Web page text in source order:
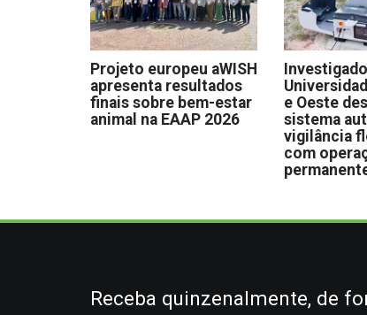
Projeto europeu aWISH
apresenta resultados
finais sobre bem-estar
animal na EAAP 2026
e Oeste
sistema
vigilância
com
Receba quinzenalmente, de